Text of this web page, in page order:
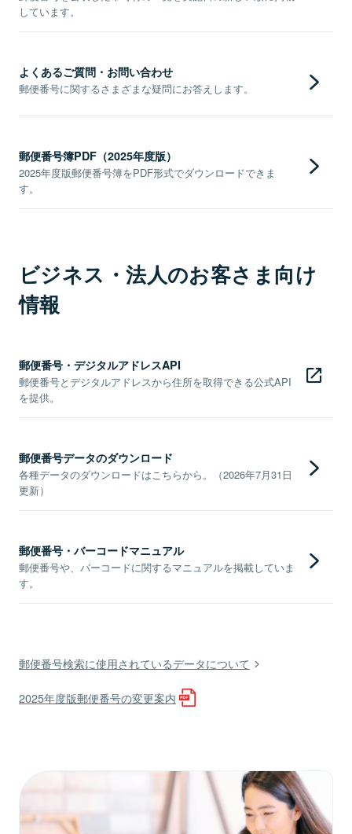
しています。
よくあるご質問・お問い合わせ
郵便番号に関するさまざまな疑問にお答えします。
郵便番号簿PDF（2025年度版）
2025年度版郵便番号簿をPDF形式でダウンロードできま
す。
ビジネス・法人のお客さま向け
情報
郵便番号・デジタルアドレスAPI
郵便番号とデジタルアドレスから住所を取得できる公式API
を提供。
郵便番号データのダウンロード
各種データのダウンロードはこちらから。（2026年7月31日
更新）
郵便番号・バーコードマニュアル
郵便番号や、バーコードに関するマニュアルを掲載していま
す。
郵便番号検索に使用されているデータについて
2025年度版郵便番号の変更案内